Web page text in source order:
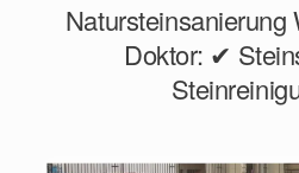
Natursteinsanierung
Doktor: ✔